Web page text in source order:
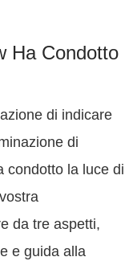
Ha Condotto
di indicare
di
condotto la luce di
da tre aspetti,
e guida alla